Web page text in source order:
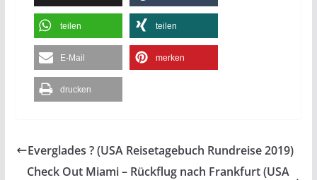
teilen teilen
E-Mail merken
drucken
Everglades ? (USA Reisetagebuch Rundreise 2019)
Check Out Miami – Rückflug nach Frankfurt (USA